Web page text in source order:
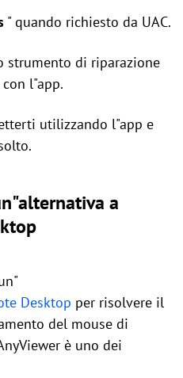
" quando richiesto da UAC.
strumento di riparazione
l"app.
utilizzando l"app e
alternativa a
Desktop per risolvere il
del mouse di
è uno dei